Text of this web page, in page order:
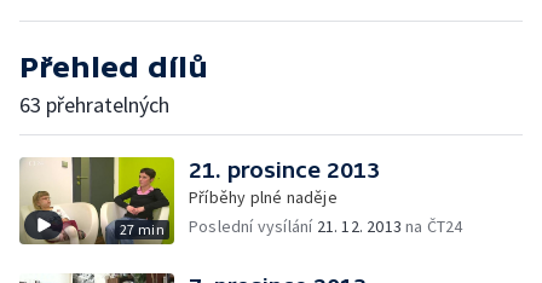
Přehled dílů
63 přehratelných
27 min
21. prosince 2013
Příběhy plné naděje
Poslední vysílání 21. 12. 2013 na ČT24